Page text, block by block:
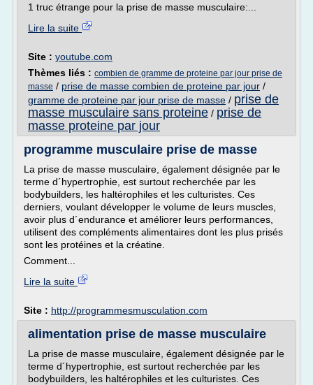
1 truc étrange pour la prise de masse musculaire:...
Lire la suite
Site : youtube.com
Thèmes liés : combien de gramme de proteine par jour prise de
masse / prise de masse combien de proteine par jour /
gramme de proteine par jour prise de masse / prise de
masse musculaire sans proteine / prise de
masse proteine par jour
programme musculaire prise de masse
La prise de masse musculaire, également désignée par le
terme d´hypertrophie, est surtout recherchée par les
bodybuilders, les haltérophiles et les culturistes. Ces
derniers, voulant développer le volume de leurs muscles,
avoir plus d´endurance et améliorer leurs performances,
utilisent des compléments alimentaires dont les plus prisés
sont les protéines et la créatine.
Comment...
Lire la suite
Site : http://programmesmusculation.com
alimentation prise de masse musculaire
La prise de masse musculaire, également désignée par le
terme d´hypertrophie, est surtout recherchée par les
bodybuilders, les haltérophiles et les culturistes. Ces